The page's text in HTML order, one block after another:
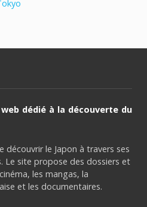
dédié à la découverte du
découvrir le Japon à travers ses
Le site propose des dossiers et
les mangas, la
et les documentaires.